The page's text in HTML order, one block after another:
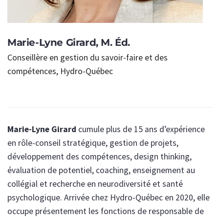
Marie-Lyne Girard, M. Éd.
Conseillère en gestion du savoir-faire et des
compétences, Hydro-Québec
Marie-Lyne Girard cumule plus de 15 ans d’expérience
en rôle-conseil stratégique, gestion de projets,
développement des compétences, design thinking,
évaluation de potentiel, coaching, enseignement au
collégial et recherche en neurodiversité et santé
psychologique. Arrivée chez Hydro-Québec en 2020, elle
occupe présentement les fonctions de responsable de